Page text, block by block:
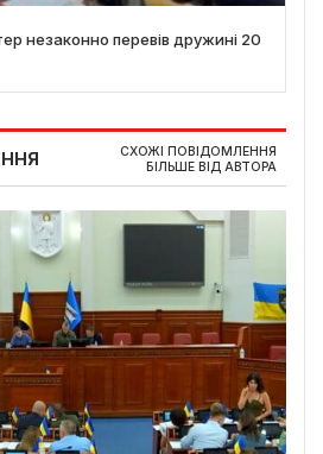
незаконно перевів дружині 20
СХОЖІ ПОВІДОМЛЕННЯ
БІЛЬШЕ ВІД АВТОРА